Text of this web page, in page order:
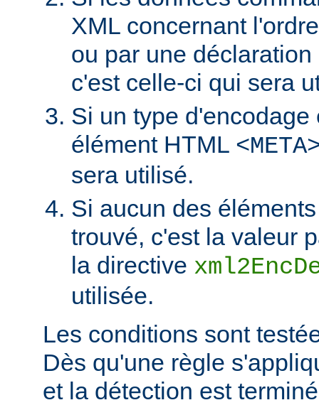
XML concernant
ou par une
c'est celle-ci qui sera
Si un type
élément HTML
sera utilisé.
Si aucun des
trouvé, c'est la valeur
la directive
utilisée.
Les conditions sont
Dès qu'une règle
et la détection est